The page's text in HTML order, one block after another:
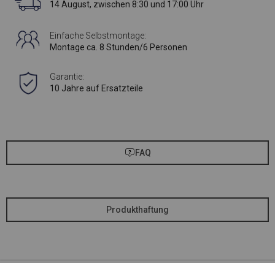
14 August, zwischen 8:30 und 17:00 Uhr
Einfache Selbstmontage:
Montage ca. 8 Stunden/6 Personen
Garantie:
10 Jahre auf Ersatzteile
FAQ
Produkthaftung